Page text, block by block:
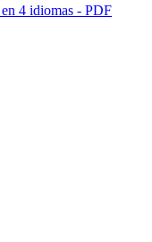
4 idiomas - PDF